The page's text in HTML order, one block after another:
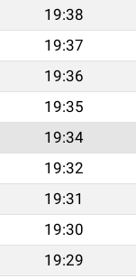
19:38
19:37
19:36
19:35
19:34
19:32
19:31
19:30
19:29